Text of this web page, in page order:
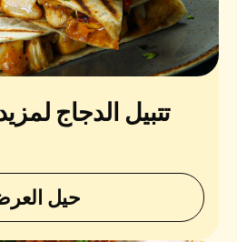
تتبيل الدجاج
حيل